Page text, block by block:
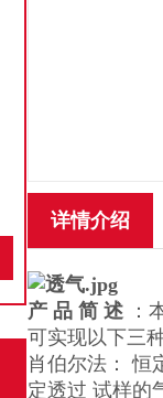
详情介绍
产 品 简 述 ：
可实现以下三
肖伯尔法： 恒
定透过 试样的